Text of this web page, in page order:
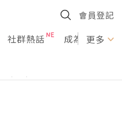
會員登記
社群熱話 成為U更多